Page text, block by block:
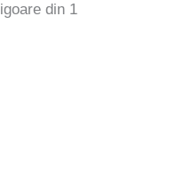
din 1